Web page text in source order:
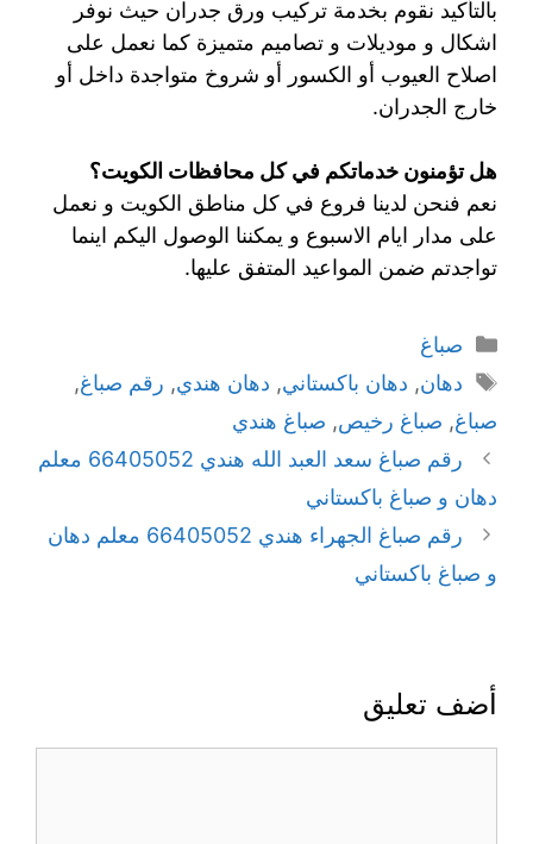
بالتأكيد نقوم بخدمة تركيب ورق جدران حيث نوفر
اشكال و موديلات و تصاميم متميزة كما نعمل على
اصلاح العيوب أو الكسور أو شروخ متواجدة داخل أو
خارج الجدران.
هل تؤمنون خدماتكم في كل محافظات الكويت؟
نعم فنحن لدينا فروع في كل مناطق الكويت و نعمل
على مدار ايام الاسبوع و يمكننا الوصول اليكم اينما
تواجدتم ضمن المواعيد المتفق عليها.
صباغ
دهان, دهان باكستاني, دهان هندي, رقم صباغ,
صباغ, صباغ رخيص, صباغ هندي
رقم صباغ سعد العبد الله هندي 66405052 معلم
دهان و صباغ باكستاني
رقم صباغ الجهراء هندي 66405052 معلم دهان
و صباغ باكستاني
أضف تعليق